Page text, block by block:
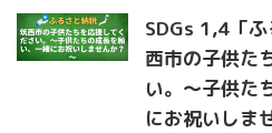
SDGs 1,4「
西市の子供た
い。～子供た
にお祝いしま